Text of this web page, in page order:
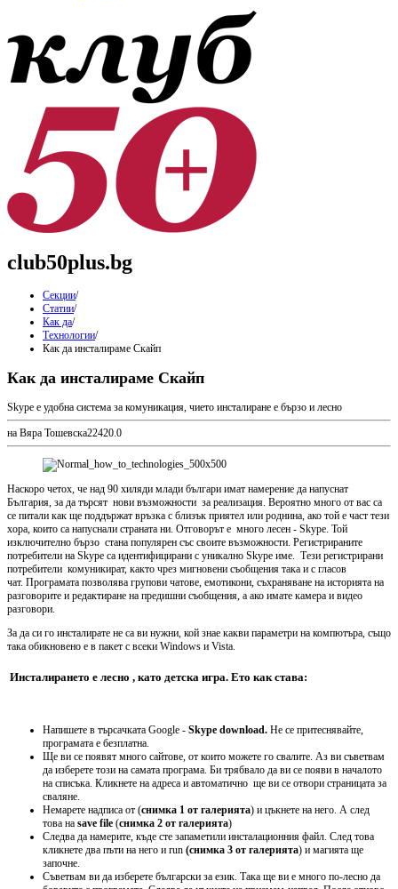
club50plus.bg
Секции/
Статии/
Как да/
Технологии/
Как да инсталираме Скайп
Как да инсталираме Скайп
Skype е удобна система за комуникация, чието инсталиране е бързо и лесно
на Вяра Тошевска22420.0
Наскоро четох, че над 90 хиляди млади българи имат намерение да напуснат
България, за да търсят нови възможности за реализация. Вероятно много от вас са
се питали как ще поддържат връзка с близък приятел или роднина, ако той е част тези
хора, които са напуснали страната ни. Отговорът е много лесен - Skype. Той
изключително бързо стана популярен със своите възможности. Регистрираните
потребители на Skype са идентифицирани с уникално Skype име. Тези регистрирани
потребители комуникират, както чрез мигновени съобщения така и с гласов
чат. Програмата позволява групови чатове, емотикони, съхраняване на историята на
разговорите и редактиране на предишни съобщения, а ако имате камера и видео
разговори.
За да си го инсталирате не са ви нужни, кой знае какви параметри на компютъра, също
така обикновено е в пакет с всеки Windows и Vista.
Инсталирането е лесно , като детска игра. Ето как става:
Напишете в търсачката Google - Skype download. Не се притеснявайте,
програмата е безплатна.
Ще ви се появят много сайтове, от които можете го свалите. Аз ви съветвам
да изберете този на самата програма. Би трябвало да ви се появи в началото
на списъка. Кликнете на адреса и автоматично ще ви се отвори страницата за
сваляне.
Немарете надписа от (снимка 1 от галерията) и цъкнете на него. А след
това на save file (снимка 2 от галерията)
Следва да намерите, къде сте запаметили инсталационния файл. След това
кликнете два пъти на него и run (снимка 3 от галерията) и магията ще
започне.
Съветвам ви да изберете български за език. Така ще ви е много по-лесно да